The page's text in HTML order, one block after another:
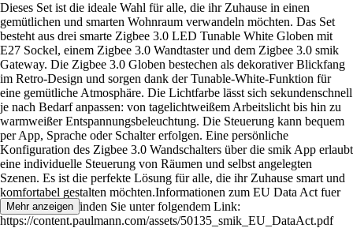
Dieses Set ist die ideale Wahl für alle, die ihr Zuhause in einen
gemütlichen und smarten Wohnraum verwandeln möchten. Das Set
besteht aus drei smarte Zigbee 3.0 LED Tunable White Globen mit
E27 Sockel, einem Zigbee 3.0 Wandtaster und dem Zigbee 3.0 smik
Gateway. Die Zigbee 3.0 Globen bestechen als dekorativer Blickfang
im Retro-Design und sorgen dank der Tunable-White-Funktion für
eine gemütliche Atmosphäre. Die Lichtfarbe lässt sich sekundenschnell
je nach Bedarf anpassen: von tagelichtweißem Arbeitslicht bis hin zu
warmweißer Entspannungsbeleuchtung. Die Steuerung kann bequem
per App, Sprache oder Schalter erfolgen. Eine persönliche
Konfiguration des Zigbee 3.0 Wandschalters über die smik App erlaubt
eine individuelle Steuerung von Räumen und selbst angelegten
Szenen. Es ist die perfekte Lösung für alle, die ihr Zuhause smart und
komfortabel gestalten möchten.Informationen zum EU Data Act fuer
dieses Produkt finden Sie unter folgendem Link:
https://content.paulmann.com/assets/50135_smik_EU_DataAct.pdf
Mehr anzeigen